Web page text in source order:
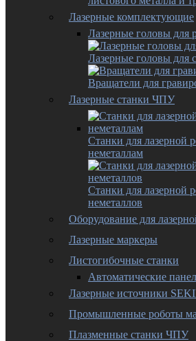
Лазерные комплектующие
Лазерные головы для
Лазерные головы для
Вращатели для
Лазерные станки ЧПУ
Станки для лазерной
неметаллам
Станки для лазерной
неметаллов
Оборудование для
Лазерные маркеры
Листогибочные станки
Автоматические
Лазерные источники
Промышленные роботы
Плазменные станки ЧПУ